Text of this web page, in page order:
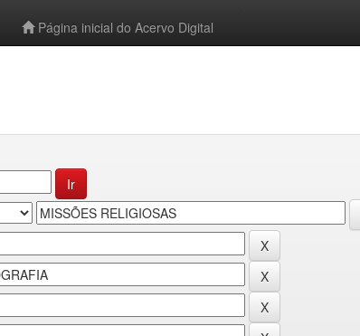
Página inicial do Acervo Digital